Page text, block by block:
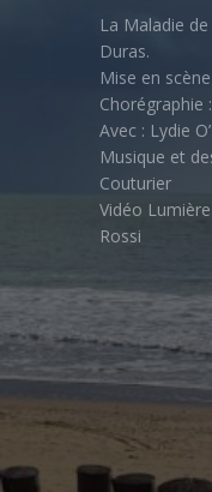
La Maladie
Duras.
Mise en
Chorégraphie
Avec : Lydie
Musique et
Couturier
Vidéo
Rossi